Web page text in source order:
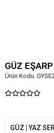
GÜZ
Ürün Kodu:
GÜZ | YAZ